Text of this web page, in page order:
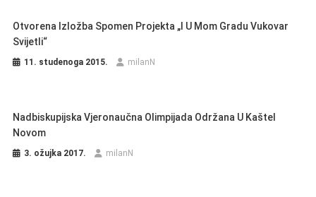
Otvorena Izložba Spomen Projekta „I U Mom Gradu Vukovar
Svijetli“
11. studenoga 2015. milanN
Nadbiskupijska Vjeronaučna Olimpijada Održana U Kaštel
Novom
3. ožujka 2017. milanN